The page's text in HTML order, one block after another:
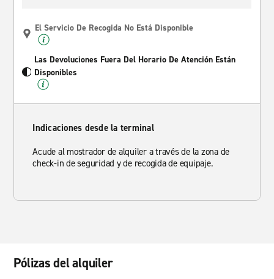
El Servicio De Recogida No Está Disponible
Las Devoluciones Fuera Del Horario De Atención Están
Disponibles
Indicaciones desde la terminal
Acude al mostrador de alquiler a través de la zona de
check-in de seguridad y de recogida de equipaje.
Pólizas del alquiler